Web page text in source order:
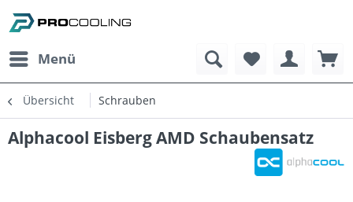
Menü
Übersicht Schrauben
Alphacool Eisberg AMD Schaubensatz